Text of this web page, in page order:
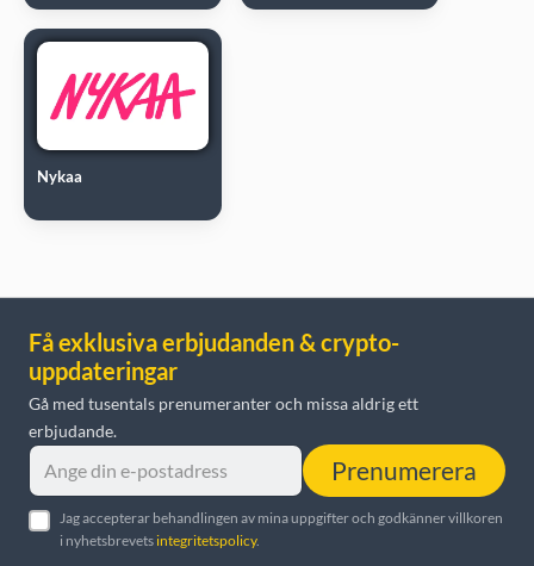
Nykaa
Få exklusiva erbjudanden & crypto-
uppdateringar
Gå med tusentals prenumeranter och missa aldrig ett
erbjudande.
Prenumerera
Jag accepterar behandlingen av mina uppgifter och godkänner villkoren
i nyhetsbrevets integritetspolicy.